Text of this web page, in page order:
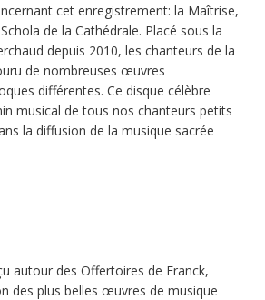
cet enregistrement: la Maîtrise,
de la Cathédrale. Placé sous la
depuis 2010, les chanteurs de la
de nombreuses œuvres
différentes. Ce disque célèbre
musical de tous nos chanteurs petits
la diffusion de la musique sacrée
autour des Offertoires de Franck,
des plus belles œuvres de musique